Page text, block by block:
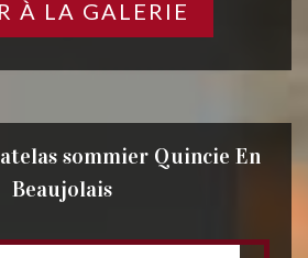
À LA GALERIE
sommier Quincie En
Beaujolais